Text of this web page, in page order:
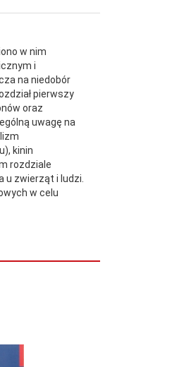
w nim
i
na niedobór
pierwszy
oraz
uwagę na
kinin
rozdziale
zwierząt i ludzi.
w celu